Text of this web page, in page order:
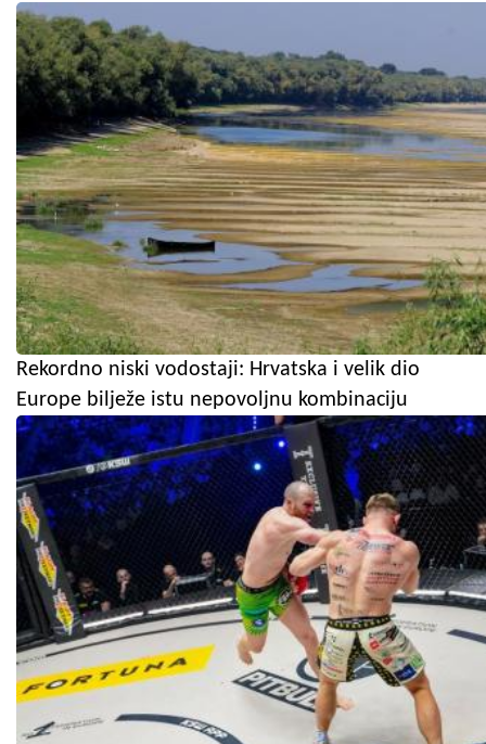
Rekordno niski vodostaji: Hrvatska i velik dio
Europe bilježe istu nepovoljnu kombinaciju